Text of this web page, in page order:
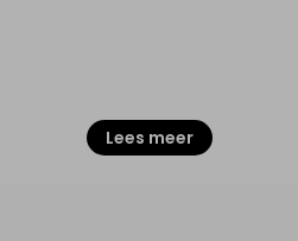
Lees meer